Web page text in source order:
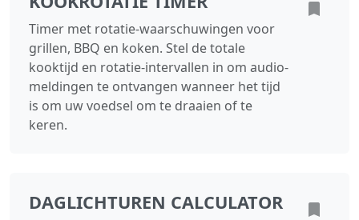
Timer met rotatie-waarschuwingen voor
grillen, BBQ en koken. Stel de totale
kooktijd en rotatie-intervallen in om audio-
meldingen te ontvangen wanneer het tijd
is om uw voedsel om te draaien of te
keren.
DAGLICHTUREN CALCULATOR